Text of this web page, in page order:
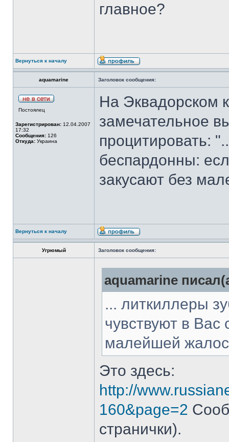
главное?
Вернуться к началу
aquamarine Заголовок сообщения:
Постоялец
Зарегистрирован: 12.04.2007
17:32
Сообщения: 126
Откуда: Украина
На Эквадорском
замечательное
процитировать:
беспардонны:
закусают без
Вернуться к началу
Угрюмый Заголовок сообщения:
aquamarine
... литкиллеры
чувствуют в Вас
малейшей
Это здесь:
http://
160&page=2
странички).